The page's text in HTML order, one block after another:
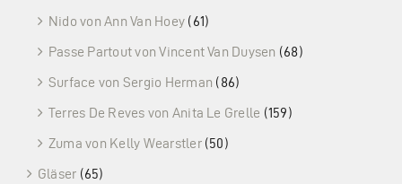
Nido von Ann Van Hoey (61)
Passe Partout von Vincent Van Duysen (68)
Surface von Sergio Herman (86)
Terres De Reves von Anita Le Grelle (159)
Zuma von Kelly Wearstler (50)
Gläser (65)